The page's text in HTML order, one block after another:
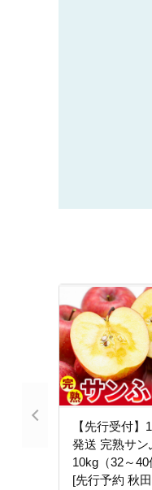
【先行受付】
発送 完熟サン
10kg（32～
[先行予約 秋